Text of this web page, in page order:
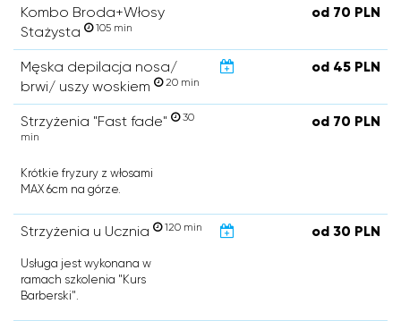
Kombo Broda+Włosy
Stażysta
105 min
od 70 PLN
Męska depilacja nosa/
brwi/ uszy woskiem
20 min
od 45 PLN
Strzyżenia "Fast fade"
30
min
od 70 PLN
Krótkie fryzury z włosami
MAX 6cm na górze.
Strzyżenia u Ucznia 120 min od 30 PLN
Usługa jest wykonana w
ramach szkolenia "Kurs
Barberski".